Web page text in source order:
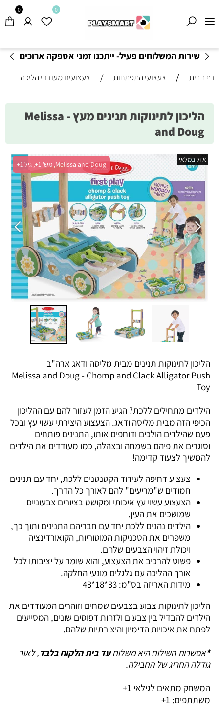
שירות המשלוחים פעיל- ייתכנו זמני אספקה ארוכים
0 0
דף הבית / צעצועי התפתחות / צעצועים מעודדי הליכה
הליכון לתינוקות תנינים מעץ - Melissa
and Doug
Melissa and Doug, מש' 1+, גיל 1+
אזל במלאי
הליכון לתינוקות תנינים מבית מליסה ודאג ארה"ב
Melissa and Doug - Chomp and Clack Alligator Push
Toy
הילדים מתחילים ללכת? הגיע הזמן לעזור להם עם ההליכון
הכיפי הזה מבית מליסה ודאג. הצעצוע היצירתי עשוי עץ ובכל
פעם שהילדים הולכים ודוחפים אותו, התנינים פותחים
וסוגרים את פיהם בשמחה ובצהלה, כמו מעודדים את הילדים
להמשיך לצעוד קדימה!
צעצוע דחיפה לעידוד הקטנטנים ללכת, יחד עם תנינים
חמודים ש"מריעים" להם לאורך כל הדרך.
הצעצוע עשוי עץ איכותי ומקושט בציורים צבעוניים
שמושכים את העין.
הילדים נהנים ללכת יחד עם חבריהם התנינים ותוך כך,
משפרים את הטכניקות המוטוריות, הקואורדינציה
ויכולת זיהוי הצבעים שלהם.
פשוט להרכיב את הצעצוע, והוא שומר על יציבותו לכל
אורך ההליכה עם גלגלים מונעי החלקה.
מידות האריזה בס"מ: 33*18*43
הליכון לתינוקות צבוע בצבעים שמחים וזוהרים המעודדים את
הילדים להבדיל בין צבעים ולזהות דפוסים שונים, המסייעים
לפתח את איכויות הדימיון והיצירתיות שלהם.
*אפשרות השילוח היא משלוחעד בית הלקוח בלבד, לאור
גודלה החריג של החבילה.
המשחק מתאים לגילאי 1+
משתתפים: 1+